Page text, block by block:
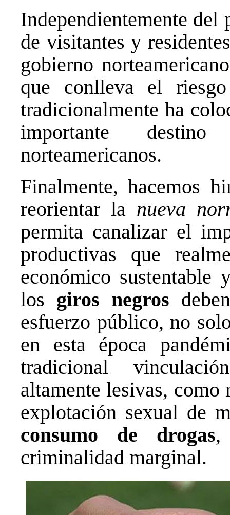
Independientemente del
de visitantes y
gobierno
que conlleva el
tradicionalmente ha
importante
norteamericanos.
Finalmente, hacemos
reorientar la nueva
permita canalizar el
productivas que
económico sustentable
los giros negros
esfuerzo público, no
en esta época
tradicional
altamente lesivas, como
explotación sexual de
consumo de drogas,
criminalidad marginal.